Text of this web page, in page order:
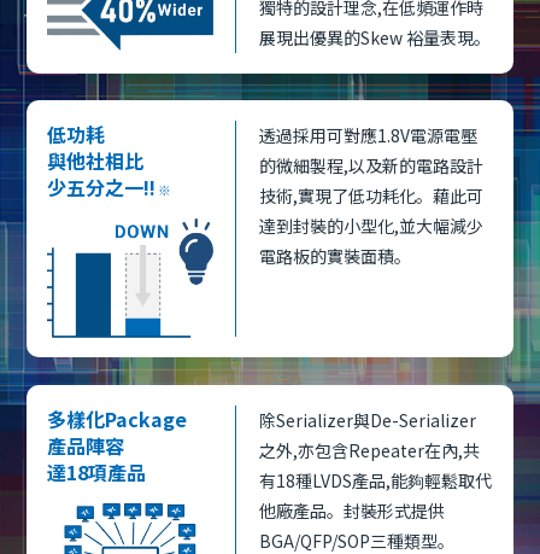
獨特的設計理念,在低頻運作時
展現出優異的Skew 裕量表現。
低功耗
與他社相比
少五分之一!! ※
透過採用可對應1.8V電源電壓
的微細製程,以及新的電路設計
技術,實現了低功耗化。藉此可
達到封裝的小型化,並大幅減少
電路板的實裝面積。
多樣化Package
產品陣容
達18項產品
除Serializer與De-Serializer
之外,亦包含Repeater在內,共
有18種LVDS產品,能夠輕鬆取代
他廠產品。封裝形式提供
BGA/QFP/SOP三種類型。